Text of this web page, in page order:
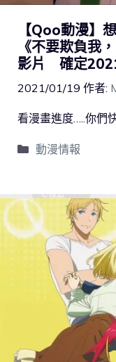
【Qoo動漫】
《不要欺負我
影片 確定
2021/01/19 作者:
看漫畫進度…..你們
動漫情報